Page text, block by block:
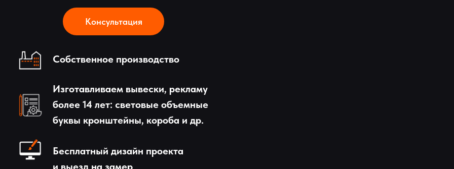
Консультация
Собственное производство
Изготавливаем вывески, рекламу
более 14 лет: световые объемные
буквы кронштейны, короба и др.
Бесплатный дизайн проекта
и выезд на замер